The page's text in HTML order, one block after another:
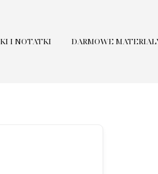
I NOTATKI DARMOWE